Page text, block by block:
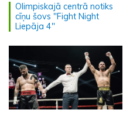
Olimpiskajā centrā notiks
cīņu šovs "Fight Night
Liepāja 4"